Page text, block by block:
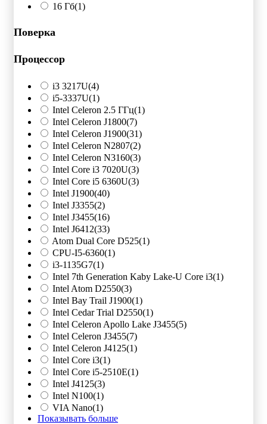
16 Гб(1)
Поверка
Процессор
i3 3217U(4)
i5-3337U(1)
Intel Celeron 2.5 ГГц(1)
Intel Celeron J1800(7)
Intel Celeron J1900(31)
Intel Celeron N2807(2)
Intel Celeron N3160(3)
Intel Core i3 7020U(3)
Intel Core i5 6360U(3)
Intel J1900(40)
Intel J3355(2)
Intel J3455(16)
Intel J6412(33)
Atom Dual Core D525(1)
CPU-I5-6360(1)
i3-1135G7(1)
Intel 7th Generation Kaby Lake-U Core i3(1)
Intel Atom D2550(3)
Intel Bay Trail J1900(1)
Intel Cedar Trial D2550(1)
Intel Celeron Apollo Lake J3455(5)
Intel Celeron J3455(7)
Intel Celeron J4125(1)
Intel Core i3(1)
Intel Core i5-2510E(1)
Intel J4125(3)
Intel N100(1)
VIA Nano(1)
Показывать больше